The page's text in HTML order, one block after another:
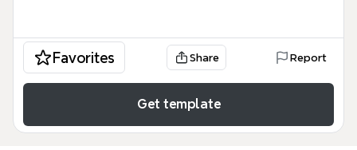
Favorites Share Report
Get template